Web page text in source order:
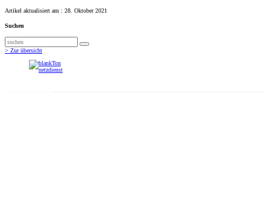
Artikel aktualisiert am : 28. Oktober 2021
Suchen
Suchen
> Zur übersicht